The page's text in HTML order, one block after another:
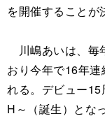
を開催することが
川嶋あいは、毎
おり今年で16年
れる。デビュー
H～（誕生）とな